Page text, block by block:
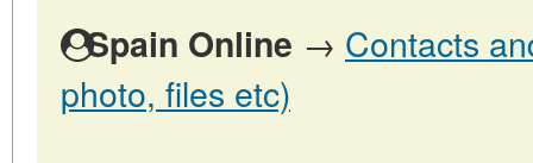
Spain Online → Contacts
photo, files etc)